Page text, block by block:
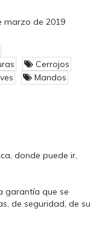
marzo de 2019
Cerrojos
Mandos
donde puede ir,
garantía que se
de seguridad, de su